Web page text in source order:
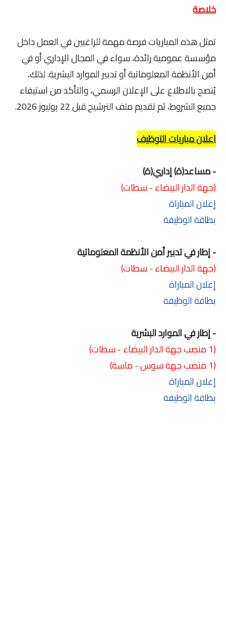
خلاصة
تمثل هذه المباريات فرصة مهمة للراغبين في العمل داخل
مؤسسة عمومية رائدة، سواء في المجال الإداري أو في
أمن الأنظمة المعلوماتية أو تدبير الموارد البشرية. لذلك،
يُنصح بالاطلاع على الإعلان الرسمي، والتأكد من استيفاء
جميع الشروط، ثم تقديم ملف الترشيح قبل 22 يوليوز 2026.
اعلان مباريات التوظيف
- مساعد(ة) إداري(ة)
(جهة الدار البيضاء - سطات)
إعلان المباراة
بطاقة الوظيفة
- إطار في تدبير أمن الأنظمة المعلوماتية
(جهة الدار البيضاء - سطات)
إعلان المباراة
بطاقة الوظيفة
- إطار في الموارد البشرية
(1 منصب جهة الدار البيضاء - سطات)
(1 منصب جهة سوس - ماسة)
إعلان المباراة
بطاقة الوظيفة